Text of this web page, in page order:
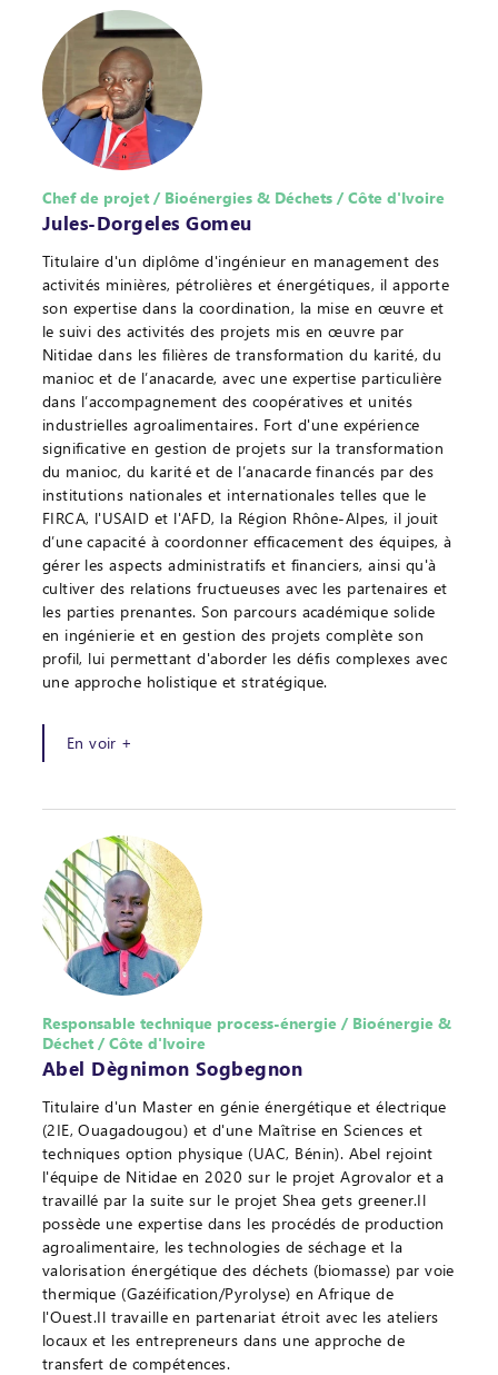
Chef de projet / Bioénergies & Déchets / Côte d'Ivoire
Jules-Dorgeles Gomeu
Titulaire d'un diplôme d'ingénieur en management des
activités minières, pétrolières et énergétiques, il apporte
son expertise dans la coordination, la mise en œuvre et
le suivi des activités des projets mis en œuvre par
Nitidae dans les filières de transformation du karité, du
manioc et de l’anacarde, avec une expertise particulière
dans l’accompagnement des coopératives et unités
industrielles agroalimentaires. Fort d'une expérience
significative en gestion de projets sur la transformation
du manioc, du karité et de l’anacarde financés par des
institutions nationales et internationales telles que le
FIRCA, l'USAID et l'AFD, la Région Rhône-Alpes, il jouit
d’une capacité à coordonner efficacement des équipes, à
gérer les aspects administratifs et financiers, ainsi qu'à
cultiver des relations fructueuses avec les partenaires et
les parties prenantes. Son parcours académique solide
en ingénierie et en gestion des projets complète son
profil, lui permettant d'aborder les défis complexes avec
une approche holistique et stratégique.
En voir +
Responsable technique process-énergie / Bioénergie &
Déchet / Côte d'Ivoire
Abel Dègnimon Sogbegnon
Titulaire d'un Master en génie énergétique et électrique
(2IE, Ouagadougou) et d'une Maîtrise en Sciences et
techniques option physique (UAC, Bénin). Abel rejoint
l'équipe de Nitidae en 2020 sur le projet Agrovalor et a
travaillé par la suite sur le projet Shea gets greener.Il
possède une expertise dans les procédés de production
agroalimentaire, les technologies de séchage et la
valorisation énergétique des déchets (biomasse) par voie
thermique (Gazéification/Pyrolyse) en Afrique de
l'Ouest.Il travaille en partenariat étroit avec les ateliers
locaux et les entrepreneurs dans une approche de
transfert de compétences.